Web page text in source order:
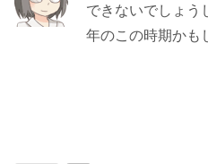
できないでしょう
年のこの時期かも